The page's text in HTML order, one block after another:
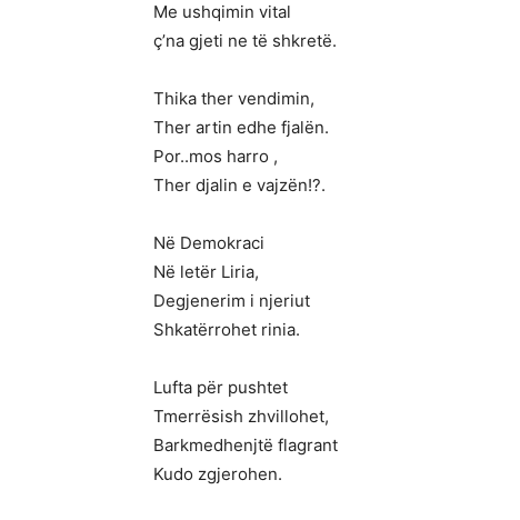
Me ushqimin vital
ç’na gjeti ne të shkretë.
Thika ther vendimin,
Ther artin edhe fjalën.
Por..mos harro ,
Ther djalin e vajzën!?.
Në Demokraci
Në letër Liria,
Degjenerim i njeriut
Shkatërrohet rinia.
Lufta për pushtet
Tmerrësish zhvillohet,
Barkmedhenjtë flagrant
Kudo zgjerohen.